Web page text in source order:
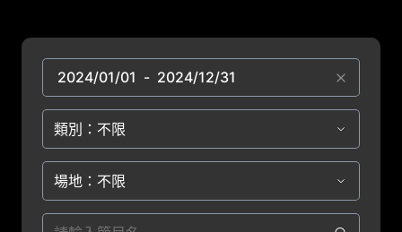
類別：不限
場地：不限